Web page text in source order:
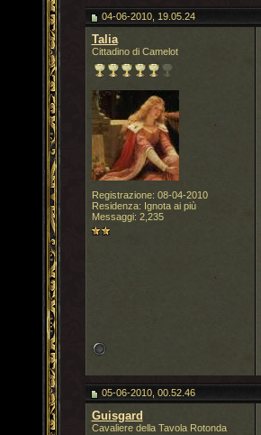
04-06-2010, 19.05.24
Talia
Cittadino di Camelot
Registrazione: 08-04-2010
Residenza: Ignota ai più
Messaggi: 2,235
05-06-2010, 00.52.46
Guisgard
Cavaliere della Tavola Rotonda